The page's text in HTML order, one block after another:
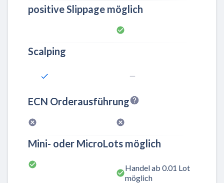
positive Slippage möglich
Scalping
ECN Orderausführung
Mini- oder MicroLots möglich
Handel ab 0.01 Lot
möglich